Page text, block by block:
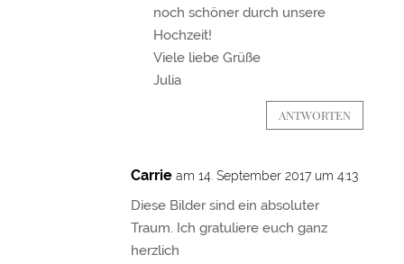
noch schöner durch unsere
Hochzeit!
Viele liebe Grüße
Julia
ANTWORTEN
Carrie am 14. September 2017 um 4:13
Diese Bilder sind ein absoluter
Traum. Ich gratuliere euch ganz
herzlich